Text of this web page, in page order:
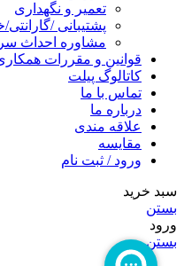
تعمیر و نگهداری
پشتیبانی /
مشاوره احداث
قوانین و مقررات
کاتالوگ پیلت
تماس با ما
درباره ما
علاقه مندی
مقایسه
ورود / ثبت نام
سبد خرید
بستن
ورود
بستن